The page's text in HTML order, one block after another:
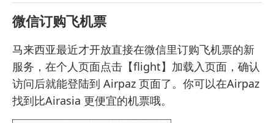
微信订购飞机票
马来西亚最近才开放直接在微信里订购飞机票的新
服务，在个人页面点击【flight】加载入页面，确认
访问后就能登陆到 Airpaz 页面了。你可以在Airpaz
找到比Airasia 更便宜的机票哦。